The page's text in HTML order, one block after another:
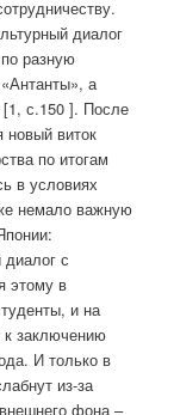
диалог
разную
а
[1, с.150 ]. После
новый виток
по итогам
в условиях
немало важную
с
этому в
и на
к заключению
И только в
из-за
фона –